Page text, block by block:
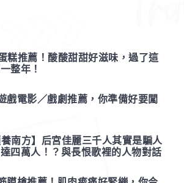
糕推薦！酸酸甜甜好滋味，過了這
整年！
戲電影／戲劇推薦，你準備好要闖
養南方】后宮佳麗三千人其實是騙人
四萬人！？與長恨歌裡的人物對話